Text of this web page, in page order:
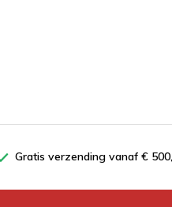
Gratis verzending vanaf €